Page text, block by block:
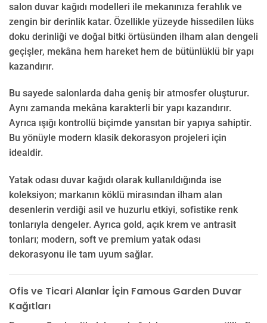
salon duvar kağıdı modelleri ile mekanınıza ferahlık ve
zengin bir derinlik katar. Özellikle yüzeyde hissedilen lüks
doku derinliği ve doğal bitki örtüsünden ilham alan dengeli
geçişler, mekâna hem hareket hem de bütünlüklü bir yapı
kazandırır.
Bu sayede salonlarda daha geniş bir atmosfer oluşturur.
Aynı zamanda mekâna karakterli bir yapı kazandırır.
Ayrıca ışığı kontrollü biçimde yansıtan bir yapıya sahiptir.
Bu yönüyle modern klasik dekorasyon projeleri için
idealdir.
Yatak odası duvar kağıdı olarak kullanıldığında ise
koleksiyon; markanın köklü mirasından ilham alan
desenlerin verdiği asil ve huzurlu etkiyi, sofistike renk
tonlarıyla dengeler. Ayrıca gold, açık krem ve antrasit
tonları; modern, soft ve premium yatak odası
dekorasyonu ile tam uyum sağlar.
Ofis ve Ticari Alanlar İçin Famous Garden Duvar
Kağıtları